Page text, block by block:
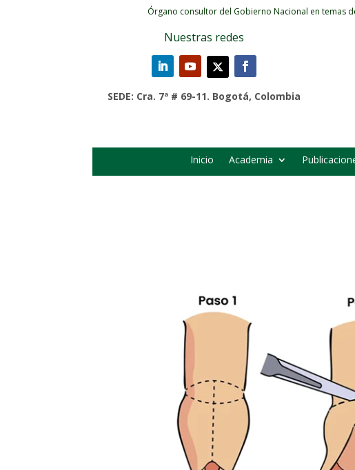
Órgano consultor del Gobierno Nacional en temas
Nuestras redes
SEDE: Cra. 7ª # 69-11. Bogotá, Colombia
Inicio Academia